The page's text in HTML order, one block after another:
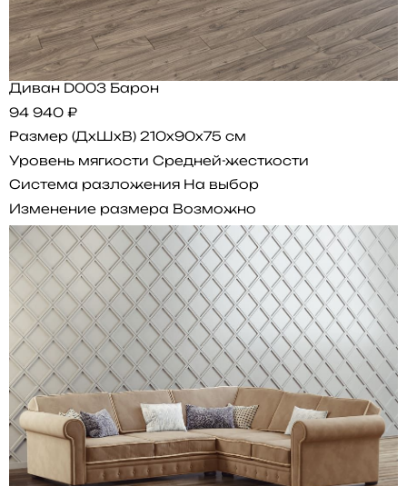
Диван D003 Барон
94 940 ₽
Размер (ДхШхВ) 210x90x75 см
Уровень мягкости Средней-жесткости
Система разложения На выбор
Изменение размера Возможно